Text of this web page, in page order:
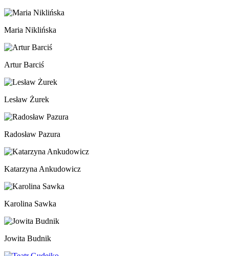
Maria Niklińska
Artur Barciś
Lesław Żurek
Radosław Pazura
Katarzyna Ankudowicz
Karolina Sawka
Jowita Budnik